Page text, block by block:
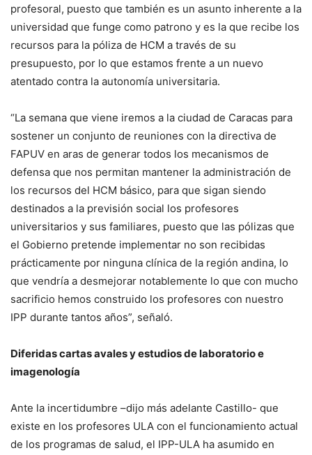
profesoral, puesto que también es un asunto inherente a la
universidad que funge como patrono y es la que recibe los
recursos para la póliza de HCM a través de su
presupuesto, por lo que estamos frente a un nuevo
atentado contra la autonomía universitaria.
“La semana que viene iremos a la ciudad de Caracas para
sostener un conjunto de reuniones con la directiva de
FAPUV en aras de generar todos los mecanismos de
defensa que nos permitan mantener la administración de
los recursos del HCM básico, para que sigan siendo
destinados a la previsión social los profesores
universitarios y sus familiares, puesto que las pólizas que
el Gobierno pretende implementar no son recibidas
prácticamente por ninguna clínica de la región andina, lo
que vendría a desmejorar notablemente lo que con mucho
sacrificio hemos construido los profesores con nuestro
IPP durante tantos años”, señaló.
Diferidas cartas avales y estudios de laboratorio e
imagenología
Ante la incertidumbre –dijo más adelante Castillo- que
existe en los profesores ULA con el funcionamiento actual
de los programas de salud, el IPP-ULA ha asumido en